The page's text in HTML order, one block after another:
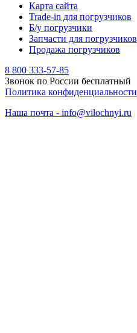
Карта сайта
Trade-in для погрузчиков
Б/у погрузчики
Запчасти для погрузчиков
Продажа погрузчиков
8 800 333-57-85
Звонок по России бесплатный
Политика конфиденциальности
Наша почта - info@vilochnyi.ru